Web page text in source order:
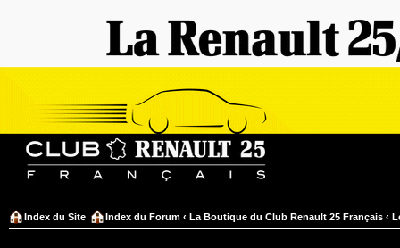
Index du Site Index du Forum ‹ La Boutique du Club Renault 25 Français ‹